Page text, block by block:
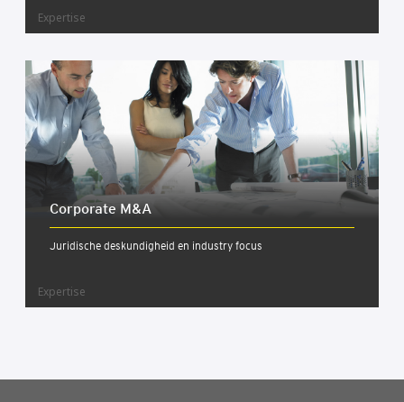
Expertise
Cor­po­ra­te M&A
Juridische deskundigheid en industry focus
Expertise